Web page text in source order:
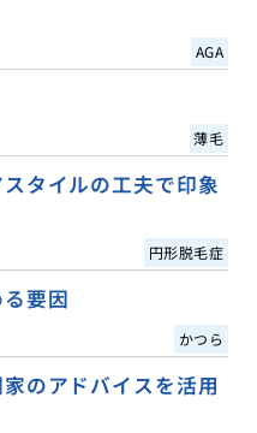
AGA
薄毛
タイルの工夫で印象
円形脱毛症
要因
かつら
のアドバイスを活用